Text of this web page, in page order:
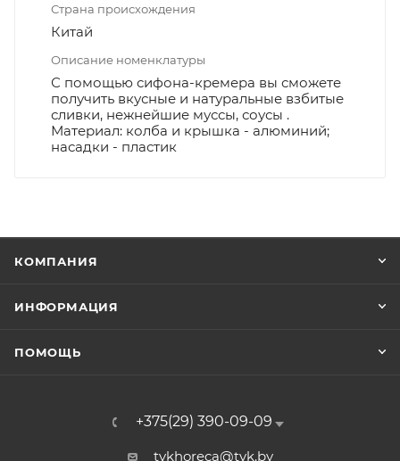
Страна происхождения
Китай
Описание номенклатуры
С помощью сифона-кремера вы сможете
получить вкусные и натуральные взбитые
сливки, нежнейшие муссы, соусы .
Материал: колба и крышка - алюминий;
насадки - пластик
КОМПАНИЯ
ИНФОРМАЦИЯ
ПОМОЩЬ
+375(29) 390-09-09
tvkhoreca@tvk.by